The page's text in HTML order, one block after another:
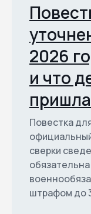
2026
и что
пришла
Повестка
сверки
штрафом до